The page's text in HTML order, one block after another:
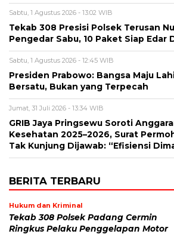
Sabtu, 1 Agustus 2026 - 13:02 WIB
Tekab 308 Presisi Polsek Terusan
Pengedar Sabu, 10 Paket Siap Edar
Sabtu, 1 Agustus 2026 - 12:45 WIB
Presiden Prabowo: Bangsa Maju
Bersatu, Bukan yang Terpecah
Jumat, 31 Juli 2026 - 13:34 WIB
GRIB Jaya Pringsewu Soroti
Kesehatan 2025–2026, Surat
Tak Kunjung Dijawab: “Efisiensi
BERITA TERBARU
Hukum dan Kriminal
Tekab 308 Polsek Padang Cermin
Ringkus Pelaku Penggelapan Motor